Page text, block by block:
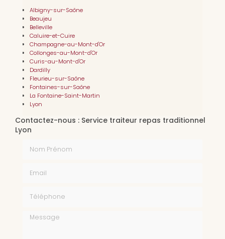
Albigny-sur-Saône
Beaujeu
Belleville
Caluire-et-Cuire
Champagne-au-Mont-d'Or
Collonges-au-Mont-d'Or
Curis-au-Mont-d'Or
Dardilly
Fleurieu-sur-Saône
Fontaines-sur-Saône
La Fontaine-Saint-Martin
Lyon
Contactez-nous : Service traiteur repas traditionnel
Lyon
Message